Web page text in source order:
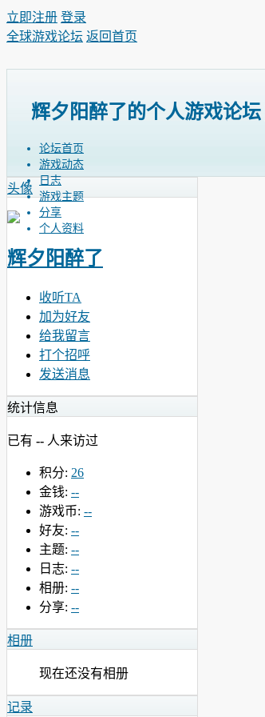
立即注册 登录
全球游戏论坛 返回首页
辉夕阳醉了的个人游戏论坛
论坛首页
游戏动态
日志
游戏主题
分享
个人资料
头像
辉夕阳醉了
收听TA
加为好友
给我留言
打个招呼
发送消息
统计信息
已有 -- 人来访过
积分: 26
金钱: --
游戏币: --
好友: --
主题: --
日志: --
相册: --
分享: --
相册
现在还没有相册
记录